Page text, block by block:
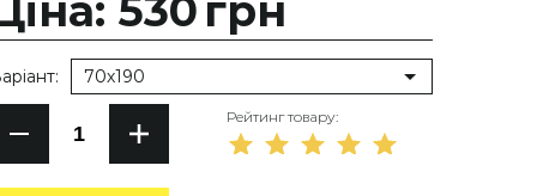
530 грн
70х190
Рейтинг товару: